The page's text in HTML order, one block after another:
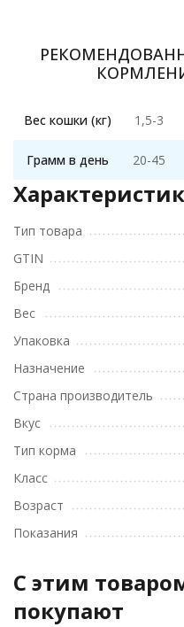
Вес кошки (кг) 1,5-3
Грамм в день 20-45
Тип товара
GTIN
Бренд
Вес
Упаковка
Назначение
Страна производитель
Вкус
Тип корма
Класс
Возраст
Показания
C этим
покупают